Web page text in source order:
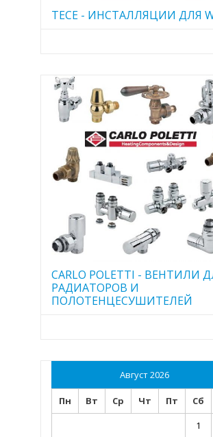
TECE - ИНСТАЛЛЯЦИИ ДЛЯ
CARLO POLETTI - ВЕНТИЛИ
РАДИАТОРОВ И
ПОЛОТЕНЦЕСУШИТЕЛЕЙ
Август 2026
Пн Вт Ср Чт Пт Сб
1